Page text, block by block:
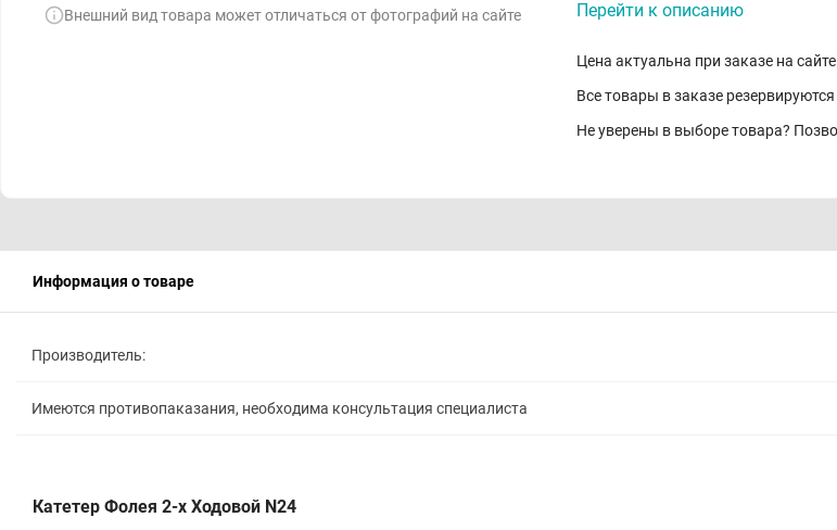
Внешний вид товара может отличаться от фотографий на сайте
Перейти к описанию
Цена актуальна при заказе на сайте
Все товары в заказе
Не уверены в выборе товара?
Информация о товаре
Производитель:
Имеются противопаказания, необходима консультация специалиста
Катетер Фолея 2-х Ходовой N24